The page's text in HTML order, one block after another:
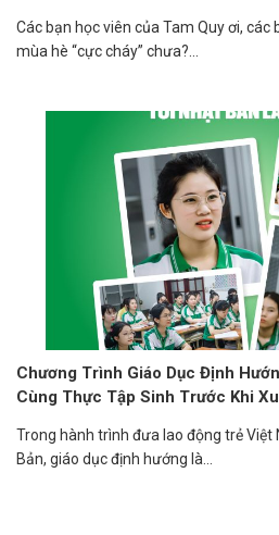
Các bạn học viên của Tam Quy ơi,
mùa hè “cực cháy” chưa?...
Chương Trình Giáo Dục Định
Cùng Thực Tập Sinh Trước Khi
Trong hành trình đưa lao động trẻ
Bản, giáo dục định hướng là...